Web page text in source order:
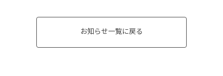
お知らせ一覧に戻る